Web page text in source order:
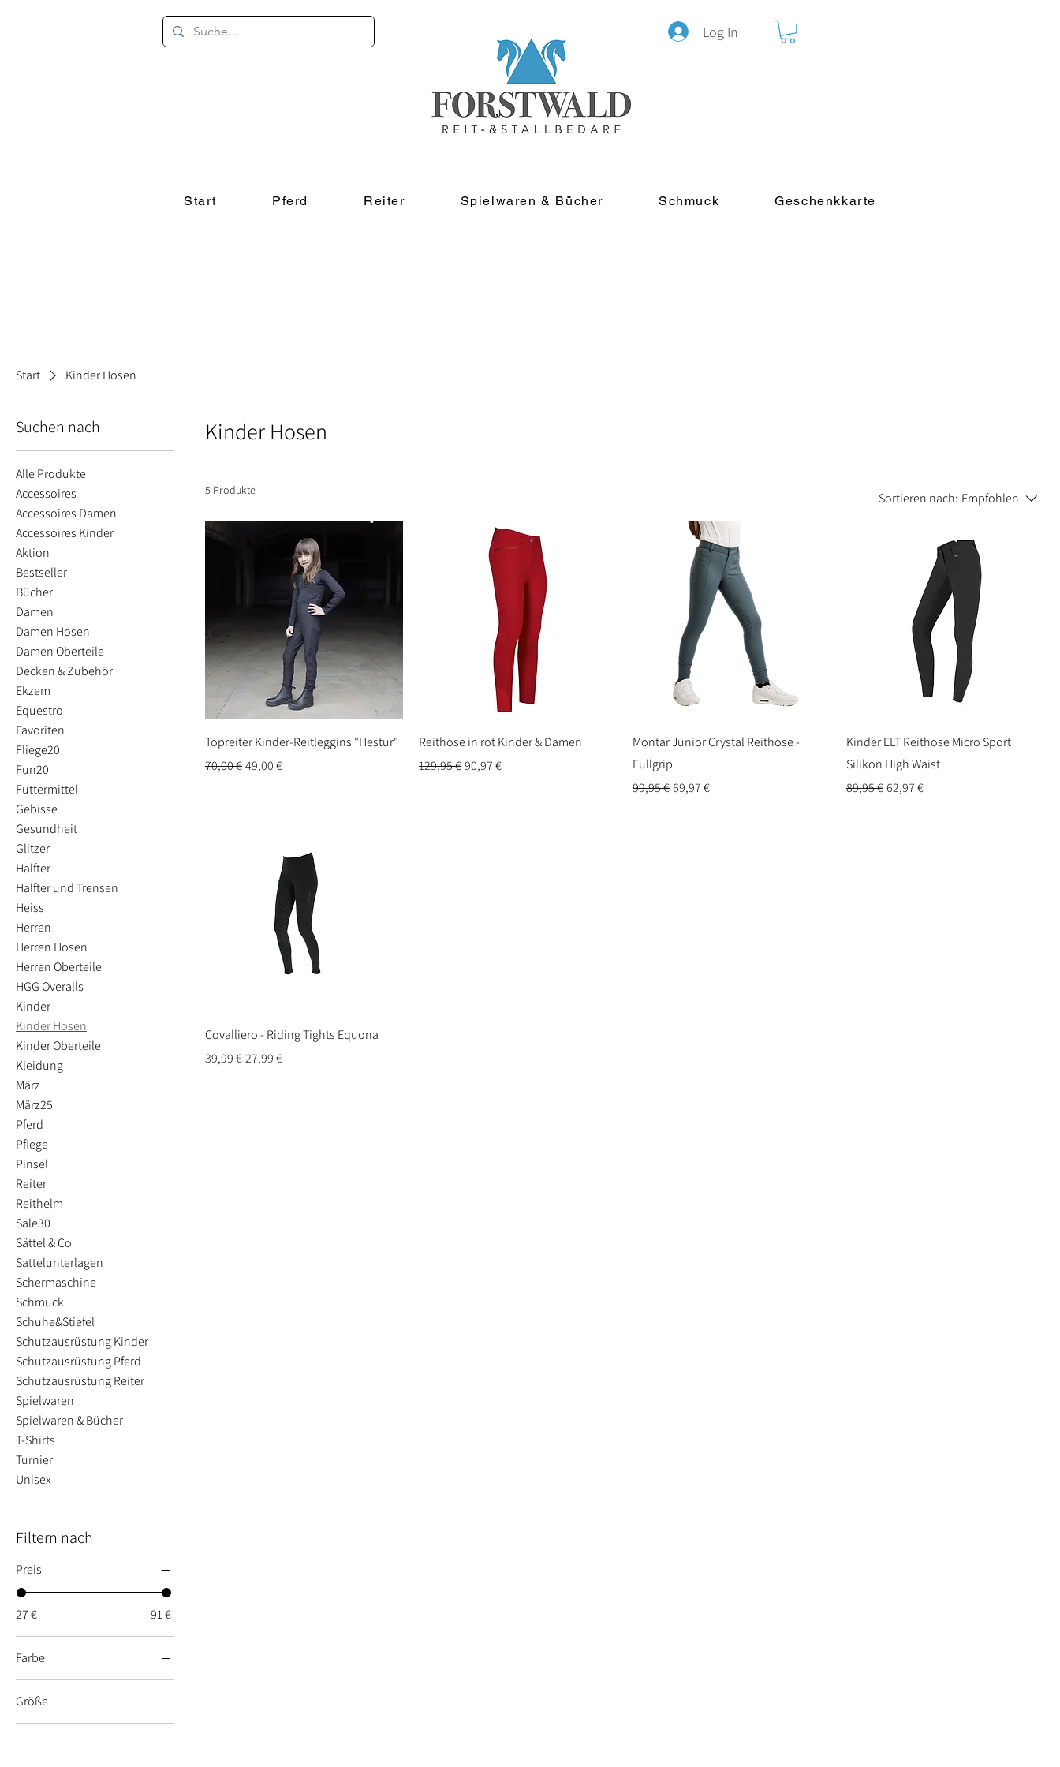
Log In
Start Pferd Reiter Spielwaren & Bücher Schmuck Geschenkkarte
Start Kinder Hosen
Suchen nach
Alle Produkte
Accessoires
Accessoires Damen
Accessoires Kinder
Aktion
Bestseller
Bücher
Damen
Damen Hosen
Damen Oberteile
Decken & Zubehör
Ekzem
Equestro
Favoriten
Fliege20
Fun20
Futtermittel
Gebisse
Gesundheit
Glitzer
Halfter
Halfter und Trensen
Heiss
Herren
Herren Hosen
Herren Oberteile
HGG Overalls
Kinder
Kinder Hosen
Kinder Oberteile
Kleidung
März
März25
Pferd
Pflege
Pinsel
Reiter
Reithelm
Sale30
Sättel & Co
Sattelunterlagen
Schermaschine
Schmuck
Schuhe&Stiefel
Schutzausrüstung Kinder
Schutzausrüstung Pferd
Schutzausrüstung Reiter
Spielwaren
Spielwaren & Bücher
T-Shirts
Turnier
Unisex
Filtern nach
Preis
27 € 91 €
Farbe
Dark Slate
Mauve
Größe
34
Kinder Hosen
5 Produkte Sortieren nach: Empfohlen
Topreiter Kinder-Reitleggins "Hestur"
Standardpreis
70,00 €Sale-Preis
49,00 €
Reithose in rot Kinder & Damen
Standardpreis
129,95 €Sale-Preis
90,97 €
Montar Junior Crystal Reithose -
Fullgrip
Standardpreis
99,95 €Sale-Preis
69,97 €
Kinder ELT Reithose Micro Sport
Silikon High Waist
Standardpreis
89,95 €Sale-Preis
62,97 €
Covalliero - Riding Tights Equona
Standardpreis
39,99 €Sale-Preis
27,99 €